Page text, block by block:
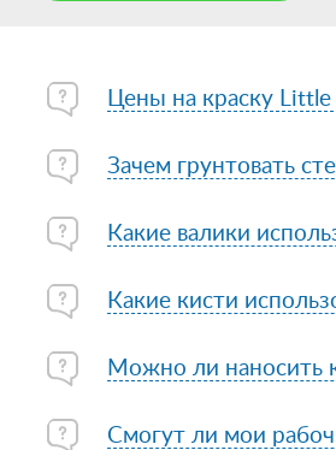
Цены на краску Little
Зачем грунтовать
Какие валики
Какие кисти
Можно ли наносить
Смогут ли мои